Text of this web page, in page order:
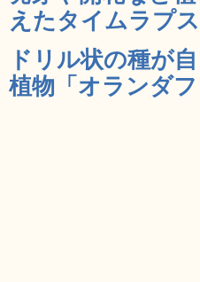
えたタイムラプ
ドリル状の種が
植物「オランダ